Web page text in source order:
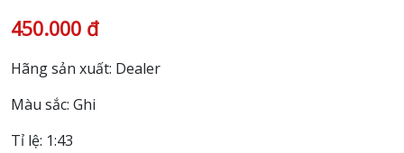
450.000 đ
Hãng sản xuất: Dealer
Màu sắc: Ghi
Tỉ lệ: 1:43